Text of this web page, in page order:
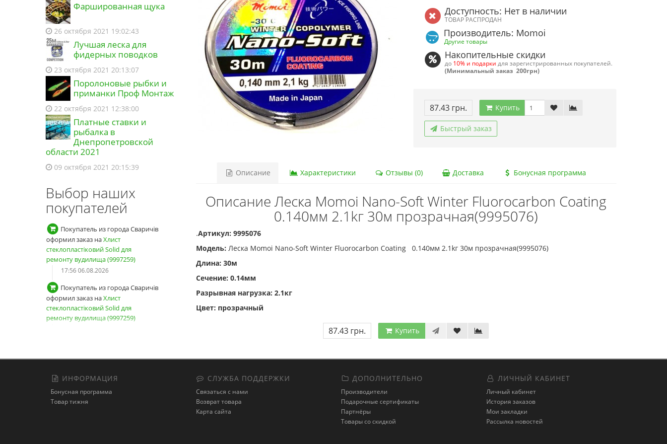
Фаршированная щука
26 октября 2021 19:02:43
Лучшая леска для
фидерных поводков
23 октября 2021 20:13:07
Поролоновые рыбки и
приманки Проф Монтаж
22 октября 2021 12:38:00
Платные ставки и
рыбалка в
Днепропетровской
области 2021
09 октября 2021 20:15:39
Выбор наших
покупателей
Покупатель из города Сваричів
оформил заказ наХлист
стеклопластіковий Solid для
ремонту вудилища (9997259)
зарегистрировал новый аккаунт
Покупатель из города Київ
авторизовался
13:04 06.08.2026
Доступность: Нет в наличии
ТОВАР РАСПРОДАН
Производитель: Momoi
Другие товары
Накопительные скидки
до 10% и подарки для зарегистрированных покупателей.
(Минимальный заказ 200грн)
87.43 грн. Купить
Быстрый заказ
Описание Характеристики Отзывы (0) Доставка Бонусная программа
Описание Леска Momoi Nano-Soft Winter Fluorocarbon Coating
0.140мм 2.1kг 30м прозрачная(9995076)
.Артикул: 9995076
Модель: Леска Momoi Nano-Soft Winter Fluorocarbon Coating 0.140мм 2.1kг 30м прозрачная(9995076)
Длина: 30м
Сечение: 0.14мм
Разрывная нагрузка: 2.1кг
Цвет: прозрачный
87.43 грн. Купить
ИНФОРМАЦИЯ
Бонусная программа
Товар тижня
СЛУЖБА ПОДДЕРЖКИ
Связаться с нами
Возврат товара
Карта сайта
ДОПОЛНИТЕЛЬНО
Производители
Подарочные сертификаты
Партнёры
Товары со скидкой
ЛИЧНЫЙ КАБИНЕТ
Личный кабинет
История заказов
Мои закладки
Рассылка новостей